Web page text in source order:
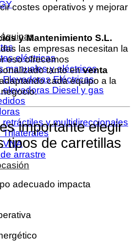
eléctricas
manuales y eléctricos
Elevadoras Eléctricas
elevadoras Diesel y gas
retráctiles y multidireccionales
VNA
arrastre
costes operativos y mejorar
y Mantenimiento S.L.
las empresas necesitan la
eso ofrecemos
tanto enventa
cada equipo a la
importante elegir
tipos de carretillas
adecuado impacta